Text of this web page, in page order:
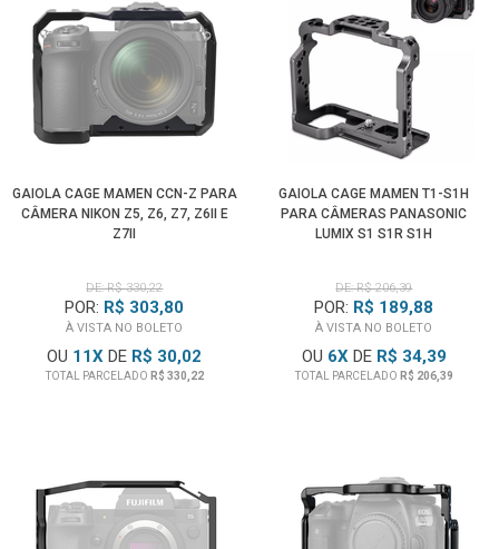
GAIOLA CAGE MAMEN CCN-Z PARA
CÂMERA NIKON Z5, Z6, Z7, Z6II E
Z7II
DE: R$ 330,22
POR: R$ 303,80
À VISTA NO BOLETO
OU 11X DE R$ 30,02
TOTAL PARCELADO R$ 330,22
GAIOLA CAGE MAMEN T1-S1H
PARA CÂMERAS PANASONIC
LUMIX S1 S1R S1H
DE: R$ 206,39
POR: R$ 189,88
À VISTA NO BOLETO
OU 6XDE R$ 34,39
TOTAL PARCELADO R$ 206,39